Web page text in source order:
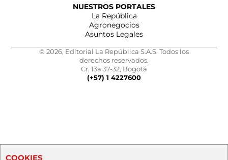
NUESTROS PORTALES
La República
Agronegocios
Asuntos Legales
© 2026, Editorial La República S.A.S. Todos los
derechos reservados.
Cr. 13a 37-32, Bogotá
(+57) 1 4227600
COOKIES